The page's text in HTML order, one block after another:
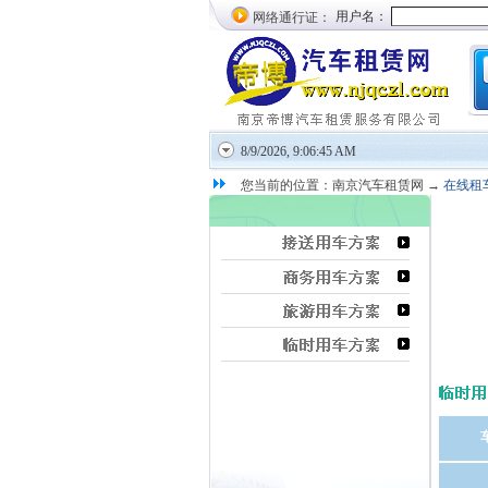
网络通行证：
8/9/2026, 9:06:46 AM
您当前的位置：南京汽车租赁网 → 在线租